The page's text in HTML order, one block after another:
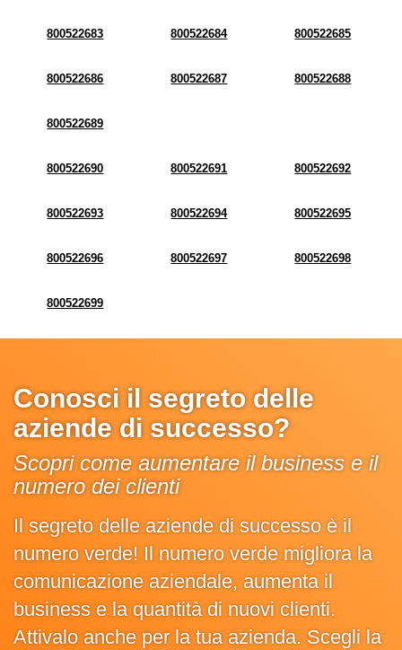
800522683 800522684 800522685
800522686 800522687 800522688
800522689
800522690 800522691 800522692
800522693 800522694 800522695
800522696 800522697 800522698
800522699
Conosci il segreto delle
aziende di successo?
Scopri come aumentare il business e il
numero dei clienti
Il segreto delle aziende di successo è il
numero verde! Il numero verde migliora la
comunicazione aziendale, aumenta il
business e la quantità di nuovi clienti.
Attivalo anche per la tua azienda. Scegli la